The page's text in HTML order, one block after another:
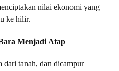
nilai ekonomi yang
ke hilir.
Menjadi Atap
dari tanah, dan dicampur